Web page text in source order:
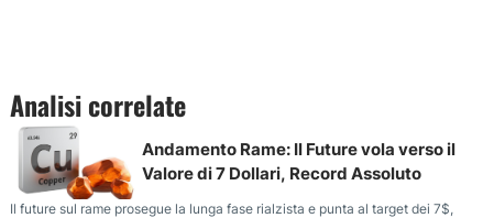
Analisi correlate
Andamento Rame: Il Future vola verso il
Valore di 7 Dollari, Record Assoluto
Il future sul rame prosegue la lunga fase rialzista e punta al target dei 7$,